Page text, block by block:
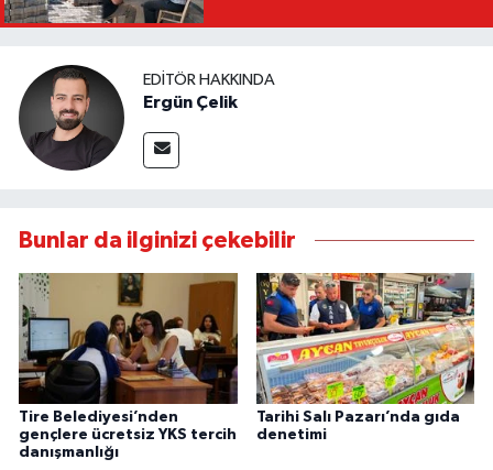
EDITÖR HAKKINDA
Ergün Çelik
Bunlar da ilginizi çekebilir
Tire Belediyesi’nden
gençlere ücretsiz YKS tercih
danışmanlığı
Tarihi Salı Pazarı’nda gıda
denetimi